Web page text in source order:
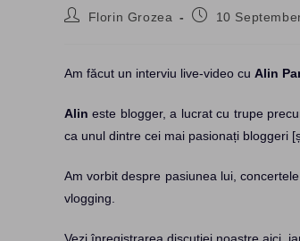
PostFlorin Grozea
Post10
Am făcut un interviu live-video cu Alin
Alin este blogger, a lucrat cu trupe
ca unul dintre cei mai pasionați bloggeri
Am vorbit despre pasiunea lui,
vlogging.